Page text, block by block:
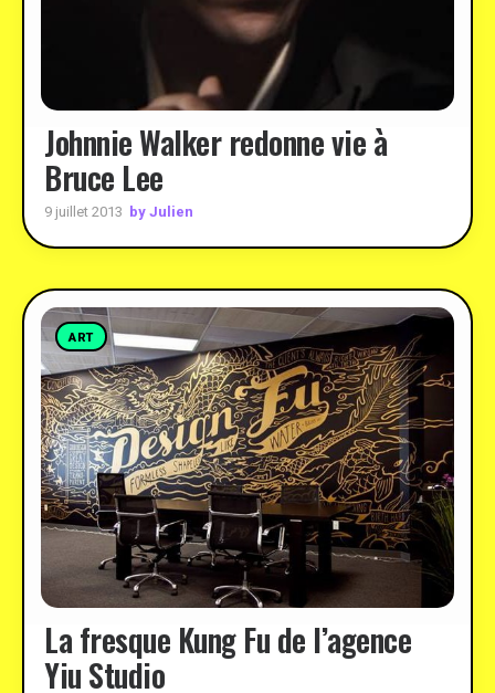
Johnnie Walker redonne vie à
Bruce Lee
9 juillet 2013 by Julien
ART
La fresque Kung Fu de l’agence
Yiu Studio